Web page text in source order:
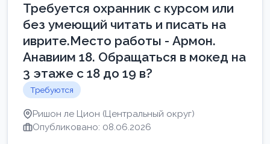
Требуется охранник с курсом или
без умеющий читать и писать на
иврите.Место работы - Армон.
Анавиим 18. Обращаться в мокед на
3 этаже с 18 до 19 в?
Требуются
Ришон ле Цион (Центральный округ)
Опубликовано: 08.06.2026